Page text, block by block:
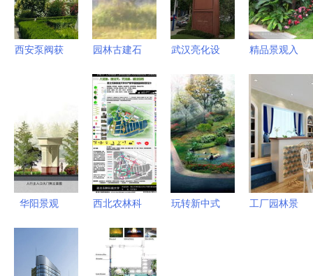
西安泵阀获
园林古建石
计工程石材
_礼品、工
艺品、饰品
_世界工厂
网中国产品
信息库
武汉亮化设
体与园林的
夜光之美
精品景观入
清实景与施
工图纸的实
用指南
华阳景观
意点亮生态
西北农林科
教学基地园
林景观设计
玩转新中式
工厂园林景